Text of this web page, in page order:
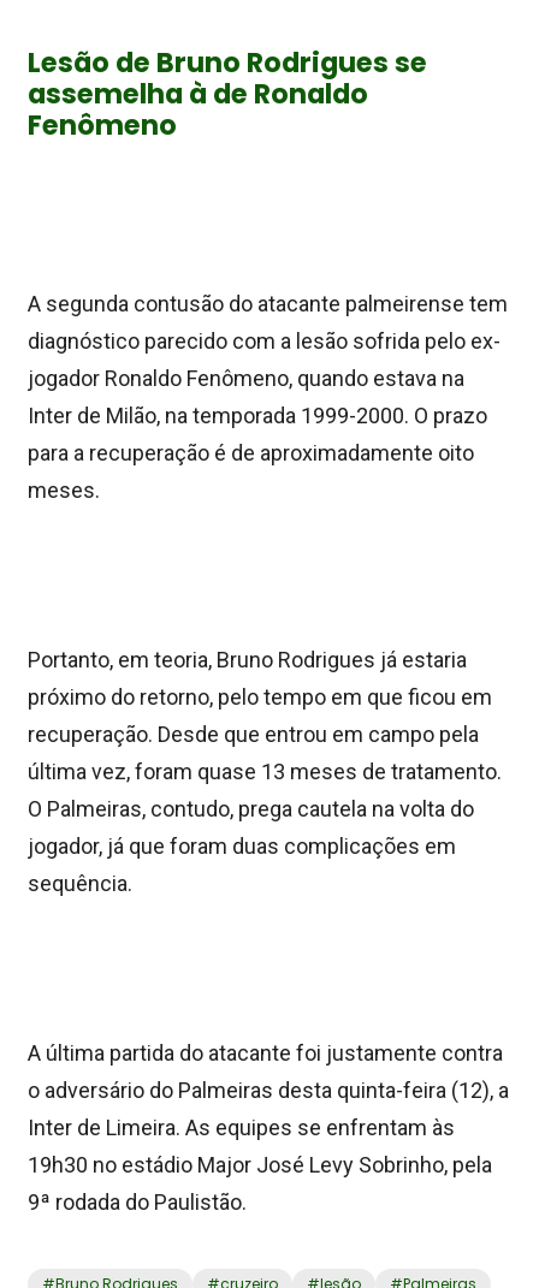
Lesão de Bruno Rodrigues se
assemelha à de Ronaldo
Fenômeno
A segunda contusão do atacante palmeirense tem
diagnóstico parecido com a lesão sofrida pelo ex-
jogador Ronaldo Fenômeno, quando estava na
Inter de Milão, na temporada 1999-2000. O prazo
para a recuperação é de aproximadamente oito
meses.
Portanto, em teoria, Bruno Rodrigues já estaria
próximo do retorno, pelo tempo em que ficou em
recuperação. Desde que entrou em campo pela
última vez, foram quase 13 meses de tratamento.
O Palmeiras, contudo, prega cautela na volta do
jogador, já que foram duas complicações em
sequência.
A última partida do atacante foi justamente contra
o adversário do Palmeiras desta quinta-feira (12), a
Inter de Limeira. As equipes se enfrentam às
19h30 no estádio Major José Levy Sobrinho, pela
9ª rodada do Paulistão.
#Bruno Rodrigues #cruzeiro #lesão #Palmeiras